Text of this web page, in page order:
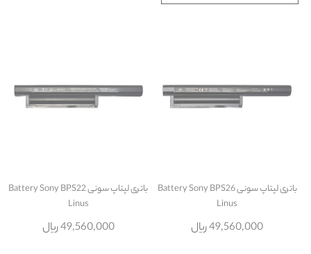
باتری لپتاپ سونی Battery Sony BPS26
Linus
49,560,000 ریال
باتری لپتاپ سونی Battery Sony BPS22
Linus
49,560,000 ریال